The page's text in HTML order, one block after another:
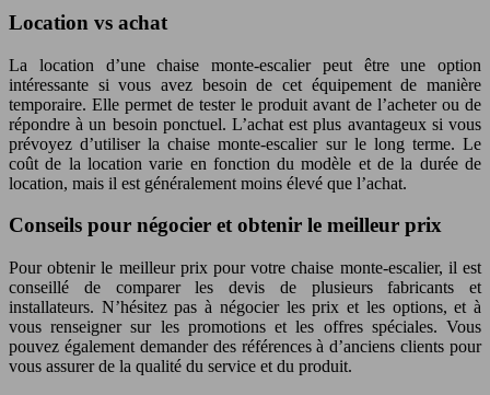
Location vs achat
La location d’une chaise monte-escalier peut être une option
intéressante si vous avez besoin de cet équipement de manière
temporaire. Elle permet de tester le produit avant de l’acheter ou de
répondre à un besoin ponctuel. L’achat est plus avantageux si vous
prévoyez d’utiliser la chaise monte-escalier sur le long terme. Le
coût de la location varie en fonction du modèle et de la durée de
location, mais il est généralement moins élevé que l’achat.
Conseils pour négocier et obtenir le meilleur prix
Pour obtenir le meilleur prix pour votre chaise monte-escalier, il est
conseillé de comparer les devis de plusieurs fabricants et
installateurs. N’hésitez pas à négocier les prix et les options, et à
vous renseigner sur les promotions et les offres spéciales. Vous
pouvez également demander des références à d’anciens clients pour
vous assurer de la qualité du service et du produit.